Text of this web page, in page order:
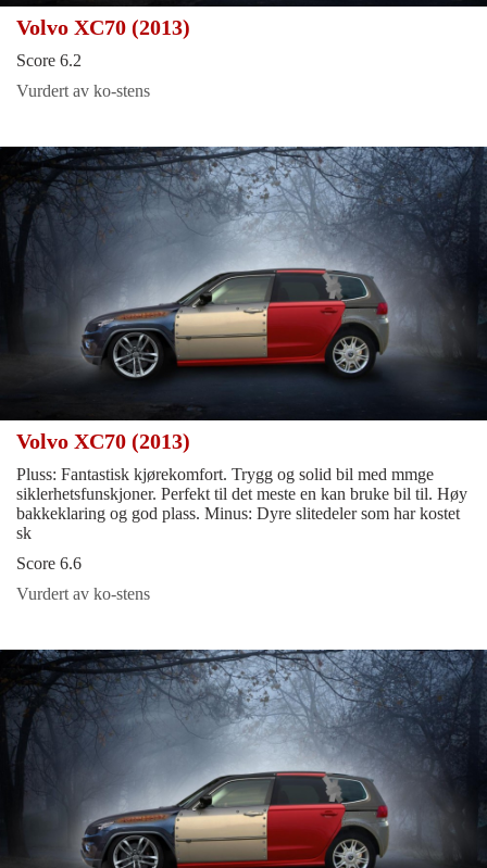
Volvo XC70 (2013)
Score 6.2
Vurdert av ko-stens
Volvo XC70 (2013)
Pluss: Fantastisk kjørekomfort. Trygg og solid bil med mmge
siklerhetsfunskjoner. Perfekt til det meste en kan bruke bil til. Høy
bakkeklaring og god plass. Minus: Dyre slitedeler som har kostet
sk
Score 6.6
Vurdert av ko-stens